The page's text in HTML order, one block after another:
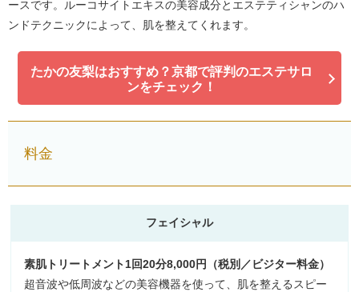
ースです。ルーコサイトエキスの美容成分とエステティシャンのハ
ンドテクニックによって、肌を整えてくれます。
たかの友梨はおすすめ？京都で評判のエステサロ
ンをチェック！
料金
フェイシャル
素肌トリートメント1回20分8,000円（税別／ビジター料金）
超音波や低周波などの美容機器を使って、肌を整えるスピー